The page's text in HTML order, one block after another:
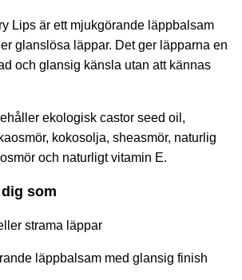
Lips är ett mjukgörande läppbalsam
glanslösa läppar. Det ger läpparna en
och glansig känsla utan att kännas
ekologisk castor seed oil,
kokosolja, sheasmör, naturlig
och naturligt vitamin E.
som
strama läppar
läppbalsam med glansig finish